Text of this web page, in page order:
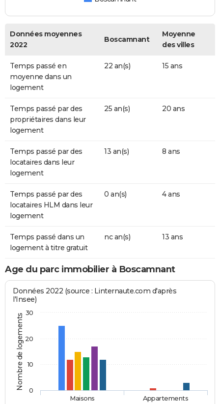
Données moyennes
2022
Boscamnant
Moyenne
des villes
Temps passé en
moyenne dans un
logement
22 an(s) 15 ans
Temps passé par des
propriétaires dans leur
logement
25 an(s) 20 ans
Temps passé par des
locataires dans leur
logement
13 an(s) 8 ans
Temps passé par des
locataires HLM dans leur
logement
0 an(s) 4 ans
Temps passé dans un
logement à titre gratuit
nc an(s) 13 ans
Age du parc immobilier à Boscamnant
Nombre de logements
Données 2022 (source : Linternaute.com d'après
l'Insee)
Maisons Appartements
0
10
20
30